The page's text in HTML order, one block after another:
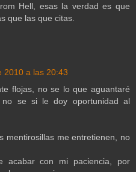
Hell, esas la verdad es que
que las que citas.
2010 a las 20:43
flojas, no se lo que aguantaré
no se si le doy oportunidad al
mentirosillas me entretienen, no
acabar con mi paciencia, por